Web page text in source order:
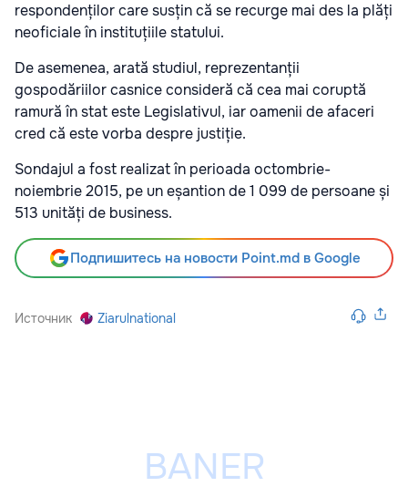
respondenților care susțin că se recurge mai des la plăți
neoficiale în instituțiile statului.
De asemenea, arată studiul, reprezentanții
gospodăriilor casnice consideră că cea mai coruptă
ramură în stat este Legislativul, iar oamenii de afaceri
cred că este vorba despre justiție.
Sondajul a fost realizat în perioada octombrie-
noiembrie 2015, pe un eșantion de 1 099 de persoane și
513 unități de business.
Подпишитесь на новости Point.md в Google
Источник Ziarulnational